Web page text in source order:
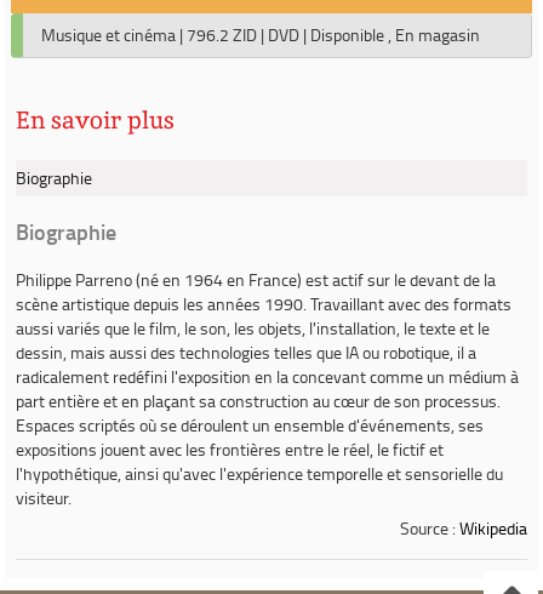
Musique et cinéma | 796.2 ZID | DVD | Disponible , En magasin
En savoir plus
Biographie
Biographie
Philippe Parreno (né en 1964 en France) est actif sur le devant de la
scène artistique depuis les années 1990. Travaillant avec des formats
aussi variés que le film, le son, les objets, l'installation, le texte et le
dessin, mais aussi des technologies telles que IA ou robotique, il a
radicalement redéfini l'exposition en la concevant comme un médium à
part entière et en plaçant sa construction au cœur de son processus.
Espaces scriptés où se déroulent un ensemble d'événements, ses
expositions jouent avec les frontières entre le réel, le fictif et
l'hypothétique, ainsi qu'avec l'expérience temporelle et sensorielle du
visiteur.
Source : Wikipedia